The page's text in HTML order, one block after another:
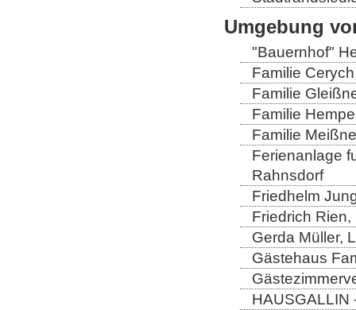
Umgebung
"Bauernhof"
Familie
Familie
Familie
Familie
Ferienanlage
Rahnsdorf
Friedhelm
Friedrich
Gerda Müller,
Gästehaus
HAUSGALLIN